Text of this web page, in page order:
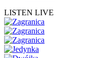
LISTEN LIVE